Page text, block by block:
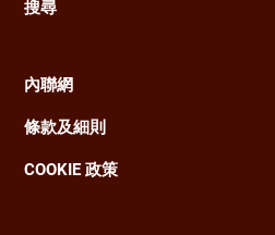
搜尋
Footer
內聯網
條款及細則
COOKIE 政策